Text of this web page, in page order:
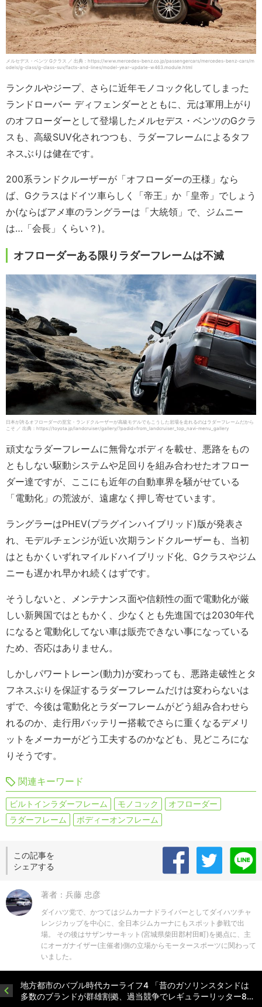
メルセデス・ベンツ Gクラス ／ 出典：https://www.mercedes-benz.co.jp/passengercars/mercedes-benz-cars/m
odels/g-class/g-class-suv/facts-and-lines/model-year-update-w463.module.html
ランクルやジープ、さらに近年モノコック化してしまった
ランドローバー ディフェンダーとともに、元は軍用上がり
のオフローダーとして登場したメルセデス・ベンツのGクラ
スも、高級SUV化されつつも、ラダーフレームによるタフ
ネスぶりは健在です。
200系ランドクルーザーが「オフローダーの王様」なら
ば、Gクラスはドイツ車らしく「帝王」か「皇帝」でしょう
か(ならばアメ車のラングラーは「大統領」で、ジムニー
は…「会長」くらい？)。
オフローダーある限りラダーフレームは不滅
日本が誇るオフローダーの至宝・ランドクルーザーが高級モデルでもこうした岩場を走れるのはラダーフレームだから
こそ ／ 出典：https://toyota.jp/landcruiser/gallery/?padid=from_landcruiser_top_navi-menu_gallery
頑丈なラダーフレームに無骨なボディを載せ、悪路をもの
ともしない駆動システムや足回りを組み合わせたオフロー
ダー達ですが、ここにも近年の自動車界を騒がせている
「電動化」の荒波が、遠慮なく押し寄せています。
ラングラーはPHEV(プラグインハイブリッド)版が発表さ
れ、モデルチェンジが近い次期ランドクルーザーも、当初
はともかくいずれマイルドハイブリッド化、Gクラスやジム
ニーも遅かれ早かれ続くはずです。
そうしないと、メンテナンス面や信頼性の面で電動化が厳
しい新興国ではともかく、少なくとも先進国では2030年代
になると電動化してない車は販売できない事になっている
ため、否応はありません。
しかしパワートレーン(動力)が変わっても、悪路走破性とタ
フネスぶりを保証するラダーフレームだけは変わらないは
ずで、今後は電動化とラダーフレームがどう組み合わせら
れるのか、走行用バッテリー搭載でさらに重くなるデメリ
ットをメーカーがどう工夫するのかなども、見どころにな
りそうです。
関連キーワード
ビルトインラダーフレーム モノコック
オフローダー
ラダーフレーム
ボディーオンフレーム
この記事を
シェアする
著者：兵藤 忠彦
ダイハツ党で、かつてはジムカーナドライバーとしてダイハツチャ
レンジカップを中心に、全日本ジムカーナにもスポット参戦で出
場。 その後はサザンサーキット(宮城県柴田郡村田町)を拠点に、主
にオーガナイザー(主催者)側の立場からモータースポーツに関わって
いました。
地方都市のバブル時代カーライフ4 「昔のガソリンスタンドは
多数のブランドが群雄割拠、過当競争でレギュラーリッター8…